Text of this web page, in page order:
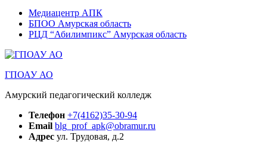
Медиацентр АПК
БПОО Амурская область
РЦД “Абилимпикс” Амурская область
ГПОАУ АО
Амурский педагогический колледж
Телефон +7(4162)35-30-94
Email blg_prof_apk@obramur.ru
Адрес ул. Трудовая, д.2